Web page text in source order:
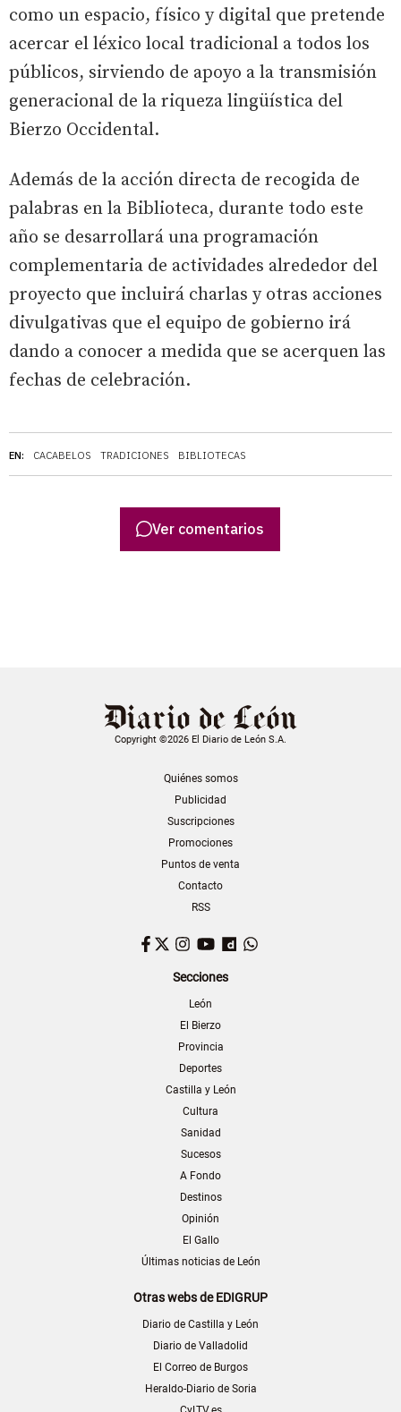
EN: CACABELOS TRADICIONES BIBLIOTECAS
como un espacio, físico y digital que pretende
acercar el léxico local tradicional a todos los
públicos, sirviendo de apoyo a la transmisión
generacional de la riqueza lingüística del
Bierzo Occidental.
Además de la acción directa de recogida de
palabras en la Biblioteca, durante todo este
año se desarrollará una programación
complementaria de actividades alrededor del
proyecto que incluirá charlas y otras acciones
divulgativas que el equipo de gobierno irá
dando a conocer a medida que se acerquen las
fechas de celebración.
Ver comentarios
Copyright ©2026 El Diario de León S.A.
Quiénes somos
Publicidad
Suscripciones
Promociones
Puntos de venta
Contacto
RSS
Facebook
TwitterInstagram
YouTubeDailymotion
Secciones
León
El Bierzo
Provincia
Deportes
Castilla y León
Cultura
Sanidad
Sucesos
A Fondo
Destinos
Opinión
El Gallo
Últimas noticias de León
Otras webs de EDIGRUP
Diario de Castilla y León
Diario de Valladolid
El Correo de Burgos
Heraldo-Diario de Soria